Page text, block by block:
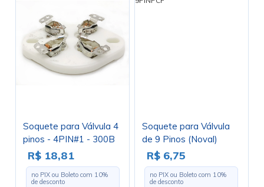
Soquete para Válvula 4
pinos - 4PIN#1 - 300B
811 2A3 GZC4-1
R$ 18,81
no PIX ou Boleto com 10%
de desconto
Soquete para Válvula
de 9 Pinos (Noval)
Cerâmico (Solda em
placa - PCI) - 9PINPCF
R$ 6,75
no PIX ou Boleto com 10%
de desconto